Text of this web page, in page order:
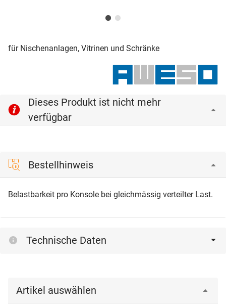
für Nischenanlagen, Vitrinen und Schränke
Dieses Produkt ist nicht mehr
verfügbar
Bestellhinweis
Belastbarkeit pro Konsole bei gleichmässig verteilter Last.
Technische Daten
Artikel auswählen